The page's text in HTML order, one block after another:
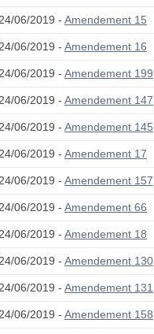
24/06/2019 - Amendement 15
24/06/2019 - Amendement 16
24/06/2019 - Amendement 199
24/06/2019 - Amendement 147
24/06/2019 - Amendement 145
24/06/2019 - Amendement 17
24/06/2019 - Amendement 157
24/06/2019 - Amendement 66
24/06/2019 - Amendement 18
24/06/2019 - Amendement 130
24/06/2019 - Amendement 131
24/06/2019 - Amendement 158